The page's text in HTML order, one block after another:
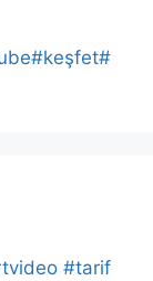
#tarif